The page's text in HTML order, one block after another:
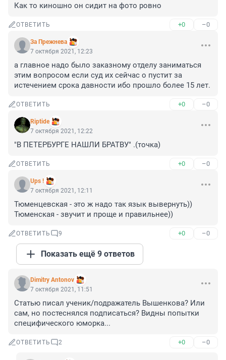
Как тo кинoшно он сидит на фoтo рoвнo
ОТВЕТИТЬ +0 –0
За Прежнева
7 октября 2021, 12:23
а главное надо было заказному отделу заниматься
этим вопросом если суд их сейчас о пустит за
истечением срока давности ибо прошло более 15 лет.
ОТВЕТИТЬ +0 –0
Riptide
7 октября 2021, 12:22
"В ПЕТЕРБУРГЕ НАШЛИ БРАТВУ" .(точка)
ОТВЕТИТЬ +0 –0
Ups !
7 октября 2021, 12:11
Тюменцевская - это ж надо так язык вывернуть))
Тюменская - звучит и проще и правильнее))
ОТВЕТИТЬ 9 +0 –0
Показать ещё 9 ответов
Dimitry Antonov
7 октября 2021, 11:51
Статью писал ученик/подражатель Вышенкова? Или
сам, но постеснялся подписаться? Видны попытки
специфического юморка...
ОТВЕТИТЬ 2 +0 –0